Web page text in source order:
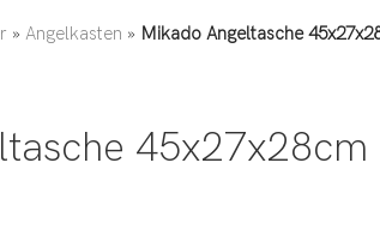
» Angelkasten » Mikado Angeltasche
45x27x28cm